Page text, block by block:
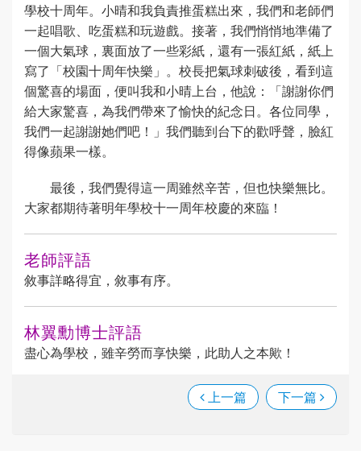
學校十周年。小晴和我負責推蛋糕出來，我們和老師們
一起唱歌、吃蛋糕和玩遊戲。接著，我們悄悄地準備了
一個大氣球，裏面放了一些彩紙，還有一張紅紙，紙上
寫了「校園十周年快樂」。校長把氣球刺破後，看到這
個驚喜的場面，便叫我和小晴上台，他說：「謝謝你們
給大家驚喜，為我們帶來了愉快的紀念日。各位同學，
我們一起謝謝她們吧！」我們聽到台下的歡呼聲，臉紅
得像蘋果一樣。
最後，我們覺得這一周雖然辛苦，但也快樂無比。
大家都期待著明年學校十一周年校慶的來臨！
老師評語
敘事詳略得宜，敘事有序。
林翼勳博士評語
盡心為學校，雖辛勞而享快樂，此助人之本歟！
上一篇 下一篇